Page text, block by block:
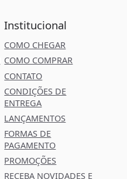
Institucional
COMO CHEGAR
COMO COMPRAR
CONTATO
CONDIÇÕES DE
ENTREGA
LANÇAMENTOS
FORMAS DE
PAGAMENTO
PROMOÇÕES
RECEBA NOVIDADES E